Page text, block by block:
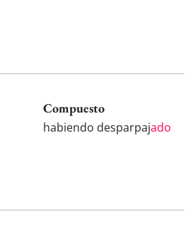
Compuesto
habiendo desparpajado